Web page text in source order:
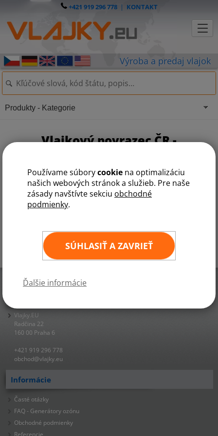
Používame súborycookie na optimalizáciu
našich webových stránok a služieb. Pre naše
zásady navštívte sekciu obchodné
podmienky.
SÚHLASIŤ A ZAVRIEŤ
Ďalšie informácie
+421 919 296 778| KONTAKT
Vlajkový povrazec ČR -
Tento produkt nie je momentálne dostupný.
Produkty - Kategorie
Vlajky.EU
Radčina 22
160 00 Praha 6
+421 919 296 778
obchod@vlajky.eu
Informácie
Časté otázky
FAQ - Generátory ozónu
Obchodné podmienky
Referencie